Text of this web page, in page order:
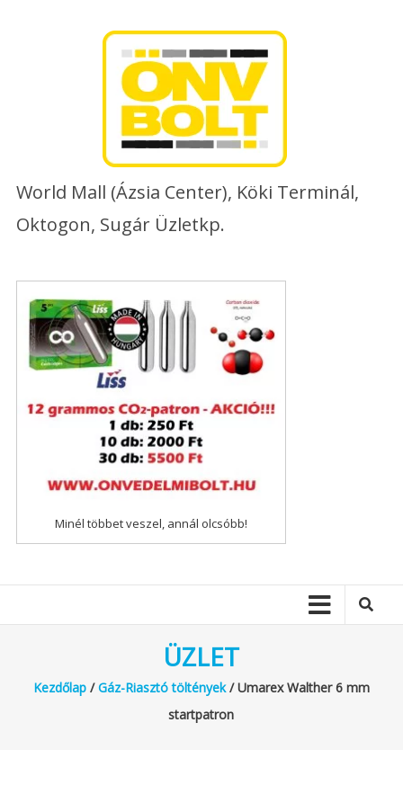
World Mall (Ázsia Center), Köki Terminál,
Oktogon, Sugár Üzletkp.
Minél többet veszel, annál olcsóbb!
ÜZLET
Kezdőlap/Gáz-Riasztó töltények/ Umarex Walther 6 mm
startpatron